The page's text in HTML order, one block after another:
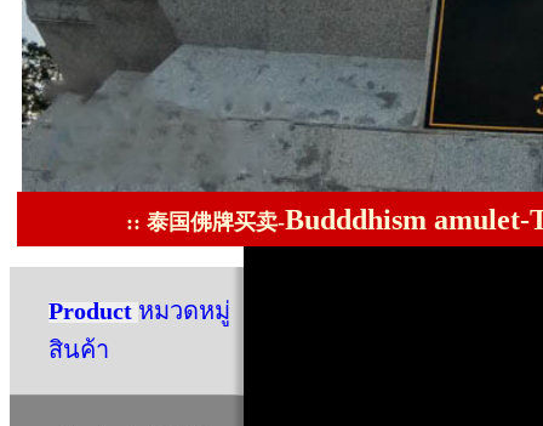
:: 泰国佛牌买卖-Budddhism amulet-
Product หมวดหมู่
สินค้า